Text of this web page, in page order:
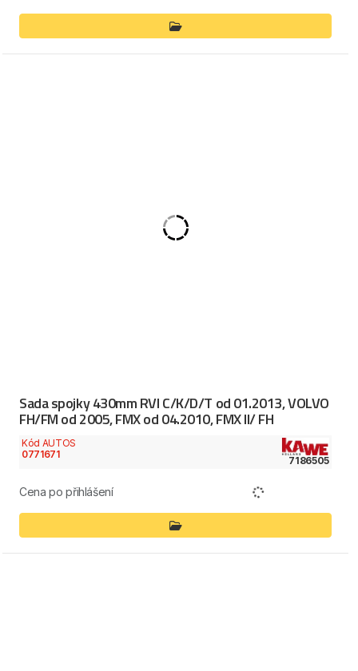
Sada spojky 430mm RVI C/K/D/T od 01.2013, VOLVO
FH/FM od 2005, FMX od 04.2010, FMX II/ FH
Kód AUTOS
0771671
7186505
Cena po přihlášení